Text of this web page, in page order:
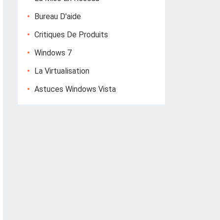
Bureau D'aide
Critiques De Produits
Windows 7
La Virtualisation
Astuces Windows Vista